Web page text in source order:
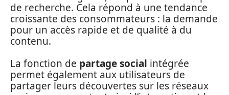
de recherche. Cela répond à une tendance
croissante des consommateurs : la demande
pour un accès rapide et de qualité à du
contenu.
La fonction de partage social intégrée
permet également aux utilisateurs de
partager leurs découvertes sur les réseaux